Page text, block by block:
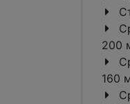
200
160